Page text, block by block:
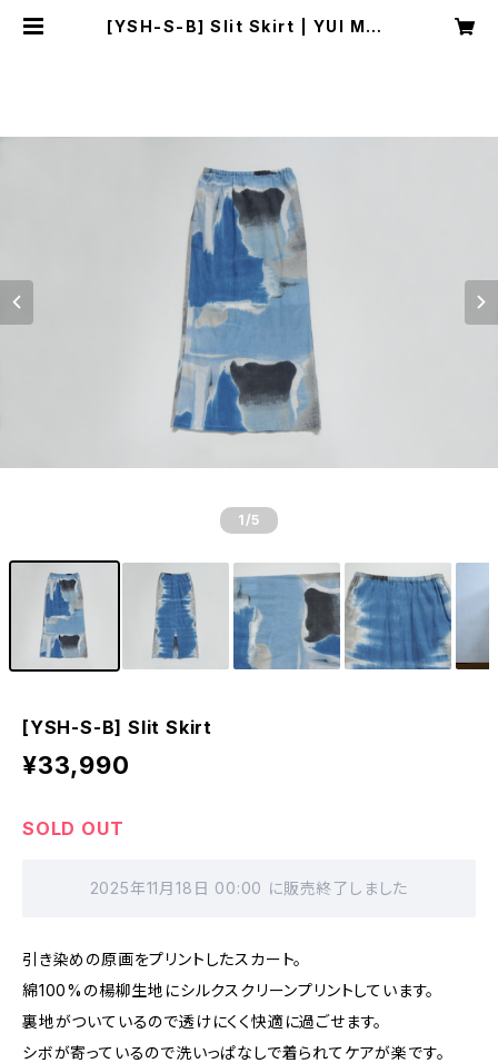
[YSH-S-B] Slit Skirt | YUI MAT
1 /5
[YSH-S-B] Slit Skirt
¥33,990
SOLD OUT
2025年11月18日 00:00 に販売終了しました
引き染めの原画をプリントしたスカート。
綿100%の楊柳生地にシルクスクリーンプリントしています。
裏地がついているので透けにくく快適に過ごせます。
シボが寄っているので洗いっぱなしで着られてケアが楽です。